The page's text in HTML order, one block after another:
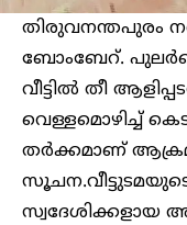
തിരുവനന്തപുരം
ബോംബേറ്.
വീട്ടില്‍ തീ
വെള്ളമൊഴിച്ച്‌
തര്‍ക്കമാണ്
സ്വദേശിക്കളായ